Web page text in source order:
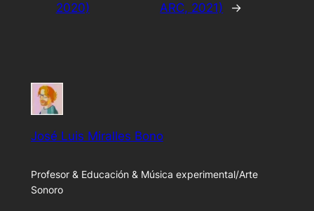
2020)
ARC, 2021)
→
José Luis Miralles Bono
Profesor & Educación & Música experimental/Arte
Sonoro